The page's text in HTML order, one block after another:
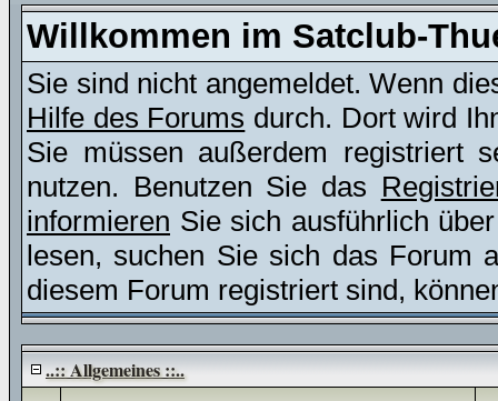
Willkommen im Satclub-
Sie sind nicht angemeldet. Wenn
Hilfe des Forums durch. Dort wird
Sie müssen außerdem registriert
nutzen. Benutzen Sie das
informieren Sie sich ausführlich
lesen, suchen Sie sich das Forum
diesem Forum registriert sind,
..:: Allgemeines ::..